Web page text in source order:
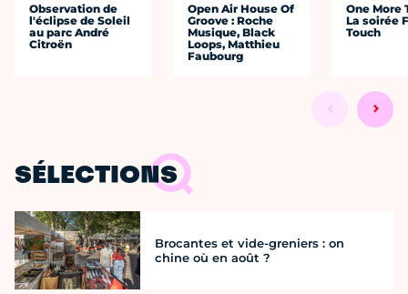
Observation de
l'éclipse de Soleil
au parc André
Citroën
Open Air House Of
Groove : Roche
Musique, Black
Loops, Matthieu
Faubourg
One More
La soirée
Touch
SÉLECTIONS
Brocantes et vide-greniers : on
chine où en août ?